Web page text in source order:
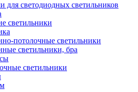
для светодиодных светильников
светильники
потолочные светильники
светильники, бра
светильники